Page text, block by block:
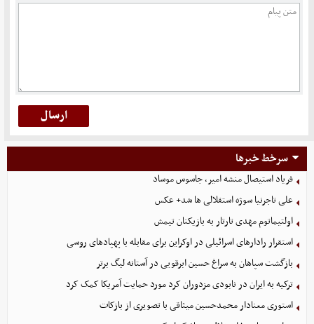
سرخط خبرها
فریاد استیصال منشه امیر، جاسوس موساد
علی تاجرنیا سوژه استقلالی‌ ها شد+ عکس
اولتیماتوم مهدی تارتار به بازیکنان تیمش
استقرار رادارهای اسرائیلی در اوکراین برای مقابله با پهپادهای روسی
بازگشت سپاهان به سراغ حسین ابرقویی در آستانه لیگ برتر
ترکیه به ایران در نابودی مزدوران کرد مورد حمایت آمریکا کمک کرد
استوری معنادار محمدحسین میثاقی با تصویری از بازکات